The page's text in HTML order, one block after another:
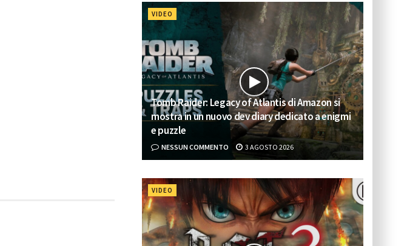
VIDEO
Tomb Raider: Legacy of Atlantis di Amazon si
mostra in un nuovo dev diary dedicato a enigmi
e puzzle
NESSUN COMMENTO 3 AGOSTO 2026
VIDEO